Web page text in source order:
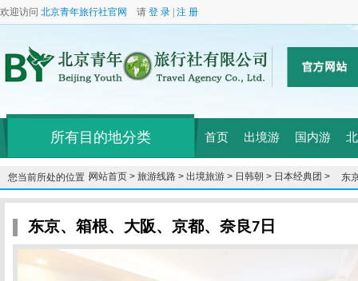
欢迎访问 北京青年旅行社官网 请 登 录 注 册
所有目的地分类 首页 出境游 国内游
您当前所处的位置：网站首页 > 旅游线路 > 出境旅游 > 日韩朝 > 日本经典团 > 东
东京、箱根、大阪、京都、奈良7日